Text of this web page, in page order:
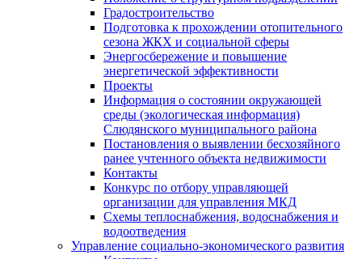
Градостроительство
Подготовка к прохождении отопительного
сезона ЖКХ и социальной сферы
Энергосбережение и повышение
энергетической эффективности
Проекты
Информация о состоянии окружающей
среды (экологическая информация)
Слюдянского муниципального района
Постановления о выявлении бесхозяйного
ранее учтенного объекта недвижимости
Контакты
Конкурс по отбору управляющей
организации для управления МКД
Схемы теплоснабжения, водоснабжения и
водоотведения
Управление социально-экономического развития